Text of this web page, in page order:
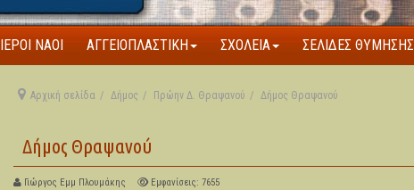
ΙΕΡΟΊ ΝΑΟΊ ΑΓΓΕΙΟΠΛΑΣΤΙΚΉ ΣΧΟΛΕΊΑ ΣΕΛΊΔΕΣ ΘΎΜΗΣΗΣ
Αρχική σελίδα Δήμος Πρώην Δ. Θραψανού Δήμος Θραψανού
Δήμος Θραψανού
Γιώργος Εμμ Πλουμάκης Εμφανίσεις: 7655